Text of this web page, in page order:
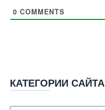
0 COMMENTS
КАТЕГОРИИ САЙТА
Категории